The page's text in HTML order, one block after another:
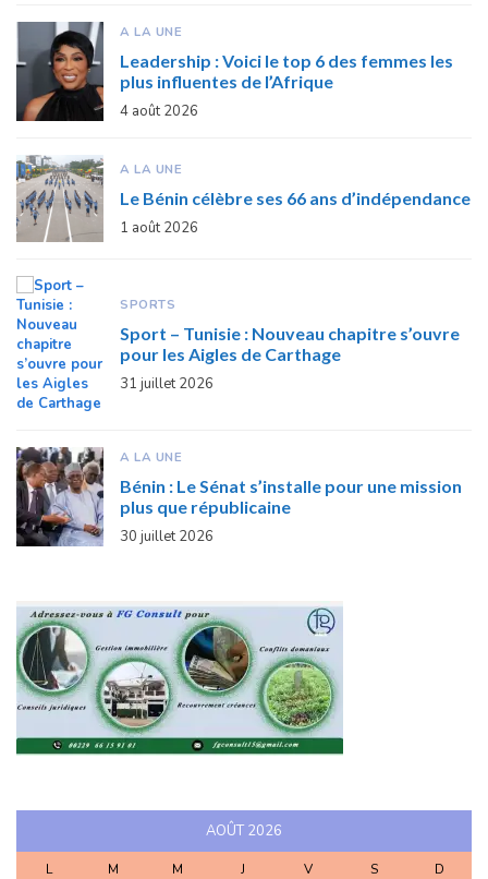
A LA UNE
Leadership : Voici le top 6 des femmes les
plus influentes de l’Afrique
4 août 2026
A LA UNE
Le Bénin célèbre ses 66 ans d’indépendance
1 août 2026
SPORTS
Sport – Tunisie : Nouveau chapitre s’ouvre
pour les Aigles de Carthage
31 juillet 2026
A LA UNE
Bénin : Le Sénat s’installe pour une mission
plus que républicaine
30 juillet 2026
AOÛT 2026
L M M J V S D